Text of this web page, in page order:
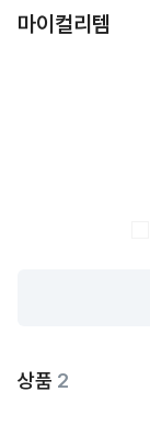
마이컬리템
상품 2